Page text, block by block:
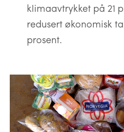
klimaavtrykket på 21
redusert økonomisk
prosent.